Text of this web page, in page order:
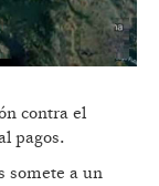
contra el
pagos.
somete a un